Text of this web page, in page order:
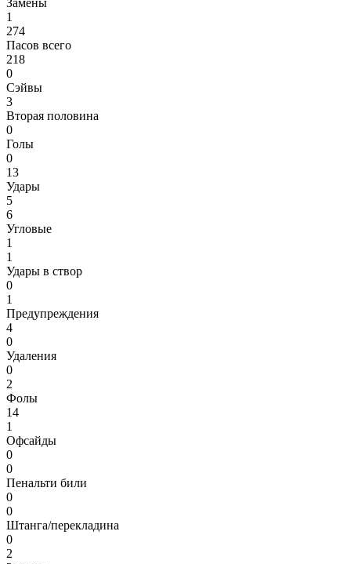
Замены
1
274
Пасов всего
218
0
Сэйвы
3
Вторая половина
0
Голы
0
13
Удары
5
6
Угловые
1
1
Удары в створ
0
1
Предупреждения
4
0
Удаления
0
2
Фолы
14
1
Офсайды
0
0
Пенальти били
0
0
Штанга/перекладина
0
2